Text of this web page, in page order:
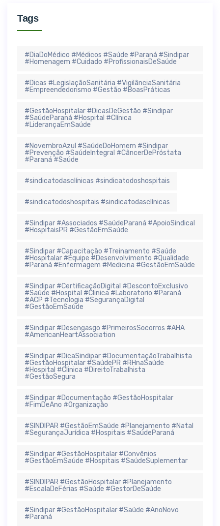
Tags
#DiaDoMédico #Médicos #Saúde #Paraná #Sindipar
#Homenagem #Cuidado #ProfissionaisDeSaúde
#Dicas #LegislaçãoSanitária #VigilânciaSanitária
#Empreendedorismo #Gestão #BoasPráticas
#GestãoHospitalar #DicasDeGestão #Sindipar
#SaúdeParaná #Hospital #Clínica
#LiderançaEmSaúde
#NovembroAzul #SaúdeDoHomem #Sindipar
#Prevenção #SaúdeIntegral #CâncerDePróstata
#Paraná #Saúde
#sindicatodasclínicas #sindicatodoshospitais
#sindicatodoshospitais #sindicatodasclínicas
#Sindipar #Associados #SaúdeParaná #ApoioSindical
#HospitaisPR #GestãoEmSaúde
#Sindipar #Capacitação #Treinamento #Saúde
#Hospitalar #Equipe #Desenvolvimento #Qualidade
#Paraná #Enfermagem #Medicina #GestãoEmSaúde
#Sindipar #CertificaçãoDigital #DescontoExclusivo
#Saúde #Hospital #Clinica #Laboratorio #Paraná
#ACP #Tecnologia #SegurançaDigital
#GestãoEmSaúde
#Sindipar #Desengasgo #PrimeirosSocorros #AHA
#AmericanHeartAssociation
#Sindipar #DicaSindipar #DocumentaçãoTrabalhista
#GestãoHospitalar #SaúdePR #RHnaSaúde
#Hospital #Clinica #DireitoTrabalhista
#GestãoSegura
#Sindipar #Documentação #GestãoHospitalar
#FimDeAno #Organização
#SINDIPAR #GestãoEmSaúde #Planejamento #Natal
#SegurançaJurídica #Hospitais #SaúdeParaná
#Sindipar #GestãoHospitalar #Convênios
#GestãoEmSaúde #Hospitais #SaúdeSuplementar
#SINDIPAR #GestãoHospitalar #Planejamento
#EscalaDeFérias #Saúde #GestorDeSaúde
#Sindipar #GestãoHospitalar #Saúde #AnoNovo
#Paraná